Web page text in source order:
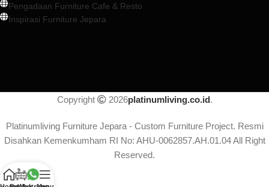
Pengadaan Furniture Cafe & Resto
Inspirasi Furniture Jepara
Copyright 2026platinumliving.co.id.
Platinumliving Furniture Jepara - Custom Furniture Project. Resmi
Disahkan Kemenkumham RI No: AHU-0062857.AH.01.04 All Right
Reserved.